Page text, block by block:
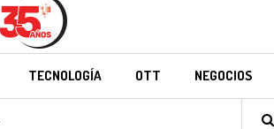
TECNOLOGÍA OTT NEGOCIOS